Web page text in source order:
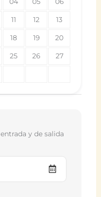
11 12 13
18 19 20
25 26 27
y de salida